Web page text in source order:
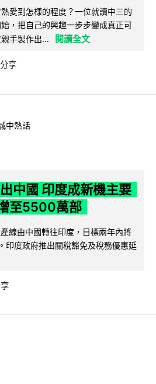
愛到怎樣的程度？一位就讀中三的
，把自己的興趣一步步變成真正可
手製作出...
閱讀全文
分享
中熱話
中國 印度成新機主要
至5500萬部
線由中國轉往印度，目標兩年內將
印度政府推出關稅豁免及稅務優惠延